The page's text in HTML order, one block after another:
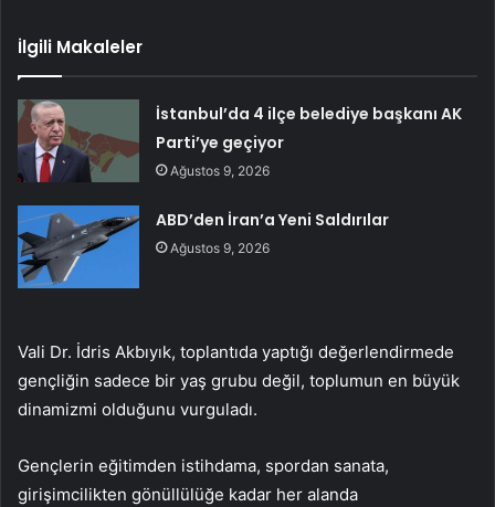
İlgili Makaleler
İstanbul’da 4 ilçe belediye başkanı AK
Parti’ye geçiyor
Ağustos 9, 2026
ABD’den İran’a Yeni Saldırılar
Ağustos 9, 2026
Vali Dr. İdris Akbıyık, toplantıda yaptığı değerlendirmede
gençliğin sadece bir yaş grubu değil, toplumun en büyük
dinamizmi olduğunu vurguladı.
Gençlerin eğitimden istihdama, spordan sanata,
girişimcilikten gönüllülüğe kadar her alanda